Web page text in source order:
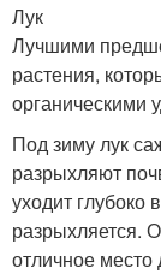
Лук
Лучшими
растения,
органическими
Под зиму лук
разрыхляют
уходит глубоко
разрыхляется.
отличное место